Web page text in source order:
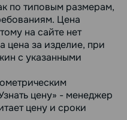
по типовым размерам,
Цена
на сайте нет
цена за изделие, при
с указанными
цену» - менеджер
цену и сроки